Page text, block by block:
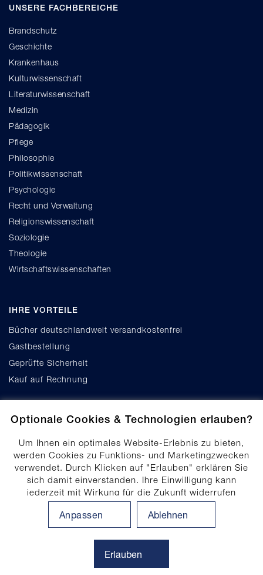
Optionale Cookies & Technologien erlauben?
Um Ihnen ein optimales Website-Erlebnis zu bieten,
werden Cookies zu Funktions- und Marketingzwecken
verwendet. Durch Klicken auf "Erlauben" erklären Sie
sich damit einverstanden. Ihre Einwilligung kann
jederzeit mit Wirkung für die Zukunft widerrufen
werden. Ihre Einwilligungs-Einstellungen können durch
Klicken auf "Anpassen" angepasst werden. Weitere
Informationen finden Sie in unserem
Datenschutzhinweis
Anpassen Ablehnen
Erlauben
UNSERE FACHBEREICHE
Brandschutz
Geschichte
Krankenhaus
Kulturwissenschaft
Literaturwissenschaft
Medizin
Pädagogik
Pflege
Philosophie
Politikwissenschaft
Psychologie
Recht und Verwaltung
Religionswissenschaft
Soziologie
Theologie
Wirtschaftswissenschaften
IHRE VORTEILE
Bücher deutschlandweit versandkostenfrei
Gastbestellung
Geprüfte Sicherheit
Kauf auf Rechnung
Cookie-Einstellungen
Datenschutz
Produktsicherheit
Erklärung zur Barrierefreiheit